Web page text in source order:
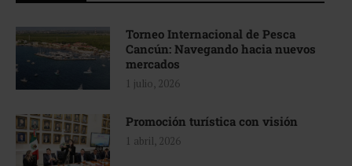
Torneo Internacional de Pesca
Cancún: Navegando hacia nuevos
mercados
1 julio, 2026
Promoción turística con visión
1 abril, 2026